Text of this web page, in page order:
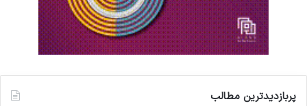
پربازدیدترین مطالب